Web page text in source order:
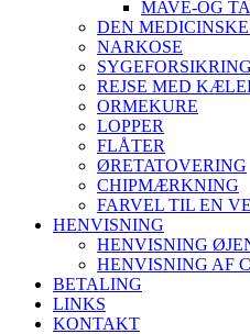
MAVE-OG
DEN
NARKOSE
SYGEFORSIKRING
REJSE MED
ORMEKURE
LOPPER
FLÅTER
ØRETATOVERING
CHIPMÆRKNING
FARVEL TIL EN
HENVISNING
HENVISNING
HENVISNING AF
BETALING
LINKS
KONTAKT